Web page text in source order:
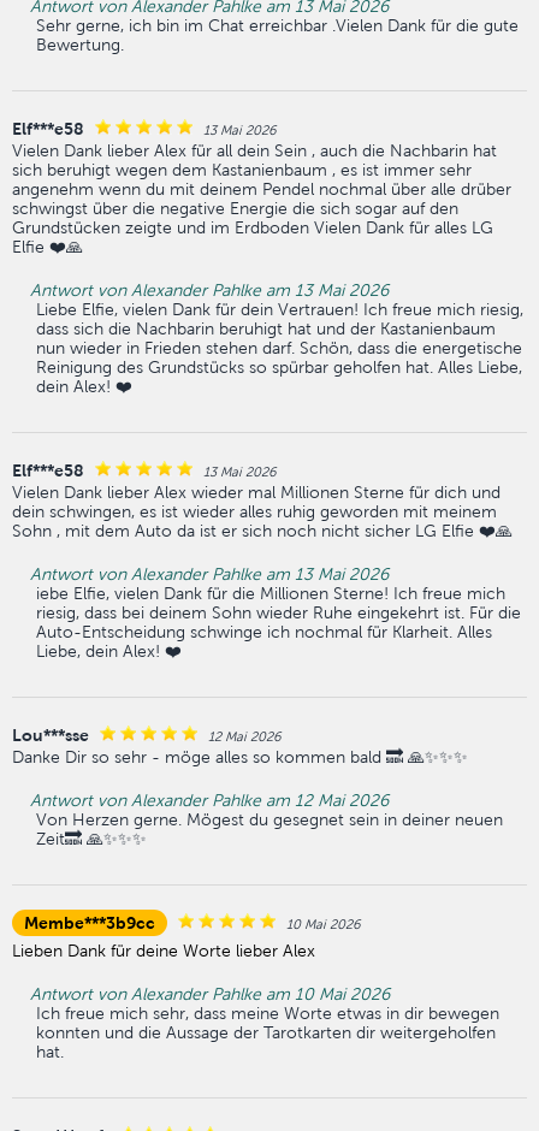
Antwort von Alexander Pahlke am 13 Mai 2026
Sehr gerne, ich bin im Chat erreichbar .Vielen Dank für die gute
Bewertung.
Elf***e58 13 Mai 2026
Vielen Dank lieber Alex für all dein Sein , auch die Nachbarin hat
sich beruhigt wegen dem Kastanienbaum , es ist immer sehr
angenehm wenn du mit deinem Pendel nochmal über alle drüber
schwingst über die negative Energie die sich sogar auf den
Grundstücken zeigte und im Erdboden Vielen Dank für alles LG
Elfie ❤️🙏
Antwort von Alexander Pahlke am 13 Mai 2026
Liebe Elfie, vielen Dank für dein Vertrauen! Ich freue mich riesig,
dass sich die Nachbarin beruhigt hat und der Kastanienbaum
nun wieder in Frieden stehen darf. Schön, dass die energetische
Reinigung des Grundstücks so spürbar geholfen hat. Alles Liebe,
dein Alex! ❤️
Elf***e58 13 Mai 2026
Vielen Dank lieber Alex wieder mal Millionen Sterne für dich und
dein schwingen, es ist wieder alles ruhig geworden mit meinem
Sohn , mit dem Auto da ist er sich noch nicht sicher LG Elfie ❤️🙏
Antwort von Alexander Pahlke am 13 Mai 2026
iebe Elfie, vielen Dank für die Millionen Sterne! Ich freue mich
riesig, dass bei deinem Sohn wieder Ruhe eingekehrt ist. Für die
Auto-Entscheidung schwinge ich nochmal für Klarheit. Alles
Liebe, dein Alex! ❤️
Lou***sse 12 Mai 2026
Danke Dir so sehr - möge alles so kommen bald 🔜 🙏✨✨✨
Antwort von Alexander Pahlke am 12 Mai 2026
Von Herzen gerne. Mögest du gesegnet sein in deiner neuen
Zeit🔜 🙏✨✨✨
Membe***3b9cc 10 Mai 2026
Lieben Dank für deine Worte lieber Alex
Antwort von Alexander Pahlke am 10 Mai 2026
Ich freue mich sehr, dass meine Worte etwas in dir bewegen
konnten und die Aussage der Tarotkarten dir weitergeholfen
hat.